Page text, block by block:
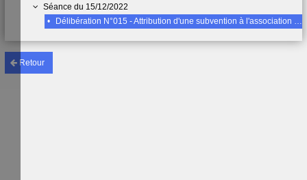
Retour
Séance du 15/12/2022
•
Délibération N°015 - Attribution d'une subvention à l'association CICODES "Art et Ecologie"